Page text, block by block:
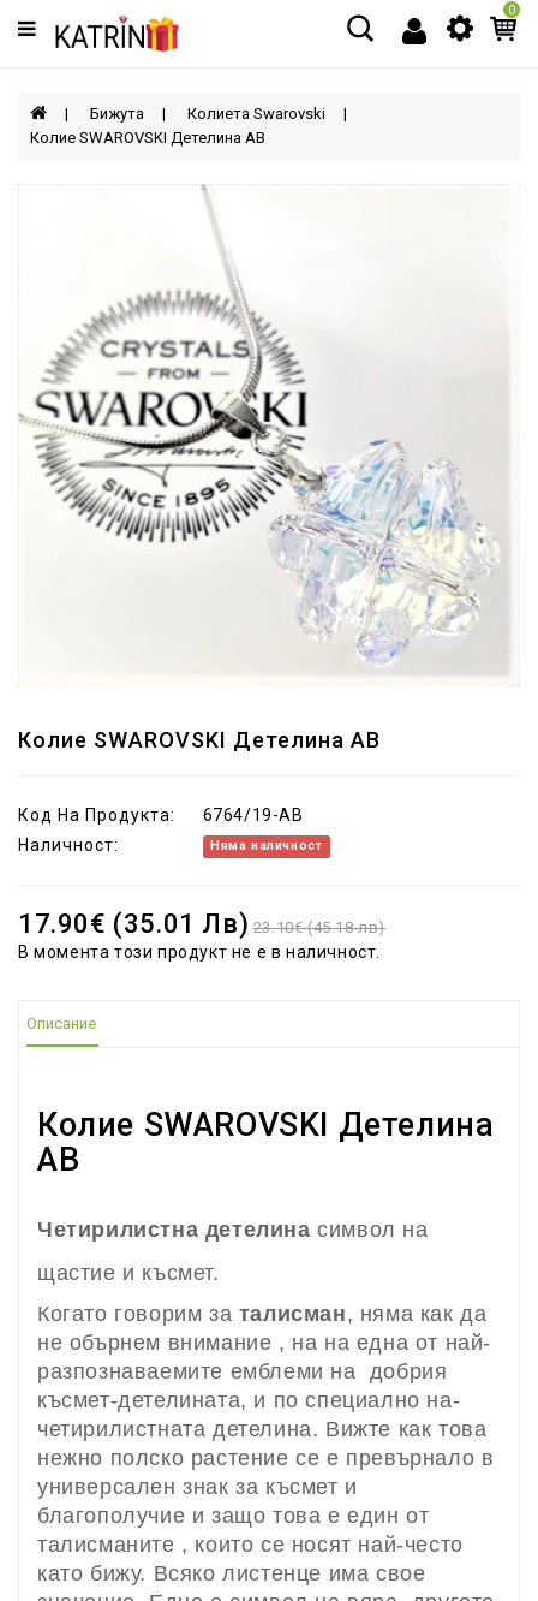
Категории
МЪЖЕ
0
Бижута
Колиета Swarovski
Колие SWAROVSKI Детелина AB
Колие SWAROVSKI Детелина AB
Код На Продукта:
6764/19-AB
Наличност:
Няма наличност
17.90€ (35.01 Лв) 23.10€ (45.18 лв)
В момента този продукт не е в наличност.
Описание
Колие SWAROVSKI Детелина
AB
Четирилистна детелина символ на
щастие и късмет.
Когато говорим за талисман, няма как да
не обърнем внимание , на на една от най-
разпознаваемите емблеми на добрия
късмет-детелината, и по специално на-
четирилистната детелина. Вижте как това
нежно полско растение се е превърнало в
универсален знак за късмет и
благополучие и защо това е един от
талисманите , които се носят най-често
като бижу. Всяко листенце има свое